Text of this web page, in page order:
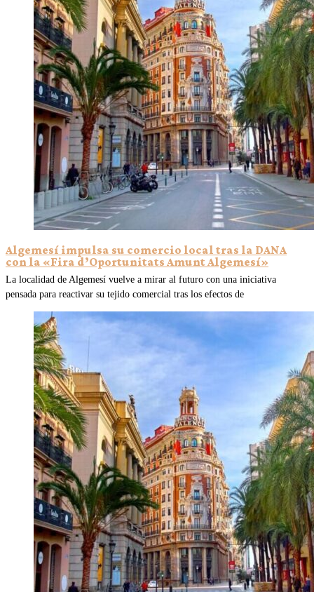
Algemesí impulsa su comercio local tras la DANA
con la «Fira d’Oportunitats Amunt Algemesí»
La localidad de Algemesí vuelve a mirar al futuro con una iniciativa
pensada para reactivar su tejido comercial tras los efectos de